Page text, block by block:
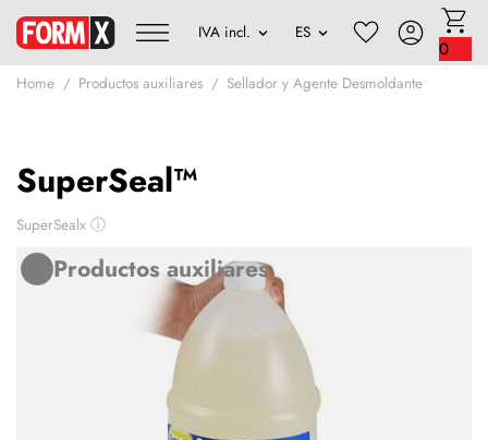
0
Home Productos auxiliares Sellador y Agente Desmoldante
SuperSeal™
SuperSealx ⓘ
Productos auxiliares